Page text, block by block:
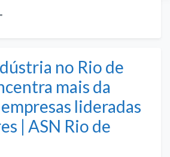
no Rio de
mais da
lideradas
| ASN Rio de